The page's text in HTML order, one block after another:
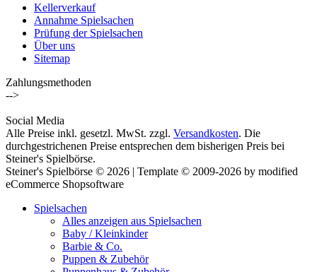
Kellerverkauf
Annahme Spielsachen
Prüfung der Spielsachen
Über uns
Sitemap
Zahlungsmethoden
-->
Social Media
Alle Preise inkl. gesetzl. MwSt. zzgl. Versandkosten. Die
durchgestrichenen Preise entsprechen dem bisherigen Preis bei
Steiner's Spielbörse.
Steiner's Spielbörse © 2026 | Template © 2009-2026 by modified
eCommerce Shopsoftware
Spielsachen
Alles anzeigen aus Spielsachen
Baby / Kleinkinder
Barbie & Co.
Puppen & Zubehör